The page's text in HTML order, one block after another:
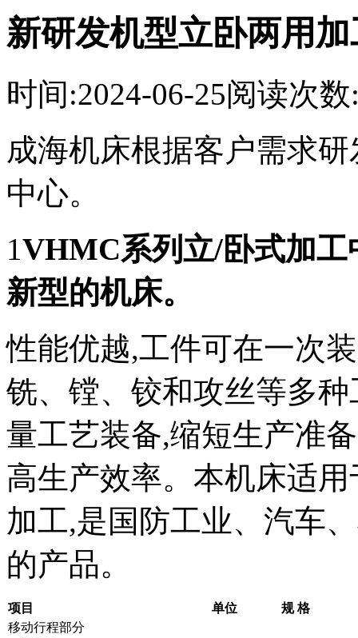
新研发机型立卧两用
时间:2024-06-25阅读次数
成海机床根据客户需求
中心。
1VHMC系列立/卧式加工
新型的机床。
性能优越,工件可在一次
铣、镗、铰和攻丝等多
量工艺装备,缩短生产准
高生产效率。本机床适
加工,是国防工业、汽车
的产品。
项目 单位
规 格
移动行程部分